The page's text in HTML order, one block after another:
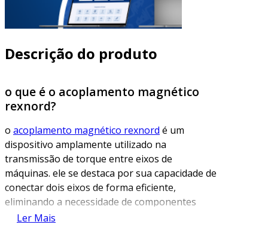
Descrição do produto
o que é o acoplamento magnético
rexnord?
o acoplamento magnético rexnord é um
dispositivo amplamente utilizado na
transmissão de torque entre eixos de
máquinas. ele se destaca por sua capacidade de
conectar dois eixos de forma eficiente,
eliminando a necessidade de componentes
mecânicos, como engrenagens ou correntes.
Ler Mais